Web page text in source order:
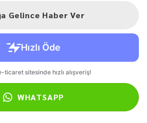
Gelince Haber Ver
WHATSAPP